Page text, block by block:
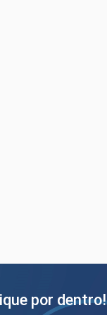
por dentro!